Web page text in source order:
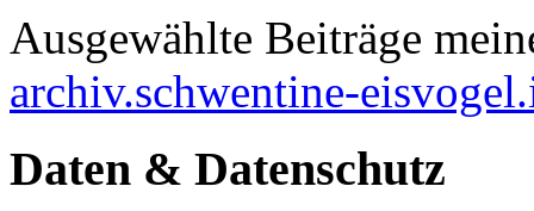
Ausgewählte Beiträge
archiv.schwentine-
Daten & Datenschutz